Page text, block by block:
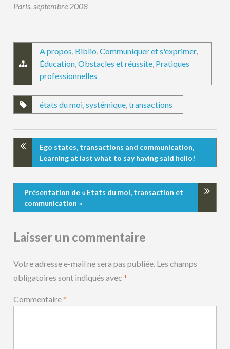
Paris, septembre 2008
A propos, Biblio,Communiquer et s'exprimer,
Éducation,Obstacles et réussite, Pratiques
professionnelles
états du moi,systémique,transactions
Ego states, transactions and communication,
Learning at last what to say having said hello!
Présentation de « Etats du moi, transaction et
communication »
Laisser un commentaire
Votre adresse e-mail ne sera pas publiée. Les champs
obligatoires sont indiqués avec*
Commentaire*